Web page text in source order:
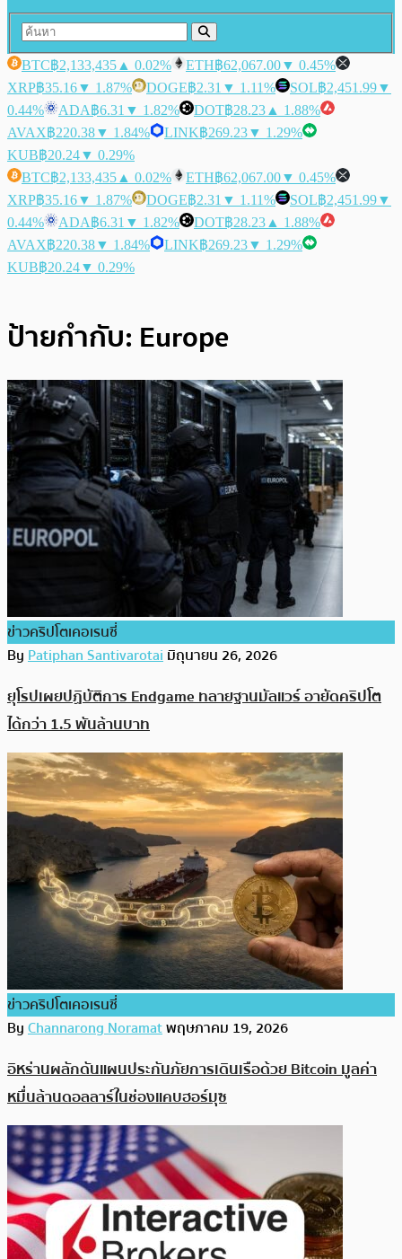
BTC฿2,133,435 ▲ 0.02% ETH฿62,067.00▼ 0.45%
XRP฿35.16▼ 1.87% DOGE฿2.31 ▼ 1.11% SOL฿2,451.99▼
0.44%
ADA฿6.31 ▼ 1.82% DOT฿28.23 ▲ 1.88%
AVAX฿220.38▼ 1.84% LINK฿269.23▼ 1.29%
KUB฿20.24▼ 0.29%
BTC฿2,133,435 ▲ 0.02% ETH฿62,067.00▼ 0.45%
XRP฿35.16▼ 1.87% DOGE฿2.31 ▼ 1.11% SOL฿2,451.99▼
0.44%
ADA฿6.31 ▼ 1.82% DOT฿28.23 ▲ 1.88%
AVAX฿220.38▼ 1.84% LINK฿269.23▼ 1.29%
KUB฿20.24▼ 0.29%
ป้ายกำกับ: Europe
ข่าวคริปโตเคอเรนซี่
ByPatiphan Santivarotaiมิถุนายน 26, 2026
ยุโรปเผยปฏิบัติการ Endgame ทลายฐานมัลแวร์ อายัดคริปโต
ได้กว่า 1.5 พันล้านบาท
ข่าวคริปโตเคอเรนซี่
ByChannarong Noramatพฤษภาคม 19, 2026
อิหร่านผลักดันแผนประกันภัยการเดินเรือด้วย Bitcoin มูลค่า
หมื่นล้านดอลลาร์ในช่องแคบฮอร์มุซ